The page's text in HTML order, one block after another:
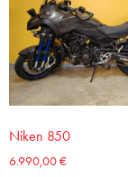
Niken 850
6.990,00€